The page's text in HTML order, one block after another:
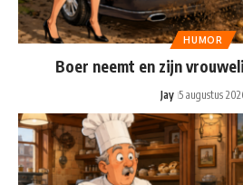
HUMOR
Boer neemt en zijn
Jay 5 augustus